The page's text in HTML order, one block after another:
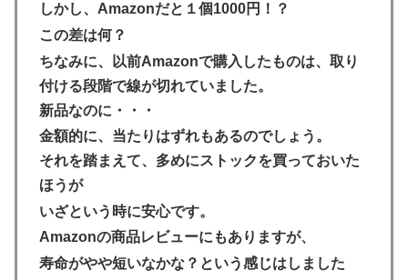
しかし、Amazonだと１個1000円！？
この差は何？
ちなみに、以前Amazonで購入したものは、取り
付ける段階で線が切れていました。
新品なのに・・・
金額的に、当たりはずれもあるのでしょう。
それを踏まえて、多めにストックを買っておいた
ほうが
いざという時に安心です。
Amazonの商品レビューにもありますが、
寿命がやや短いなかな？という感じはしました